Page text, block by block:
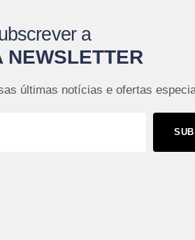
a
NEWSLETTER
últimas notícias e ofertas